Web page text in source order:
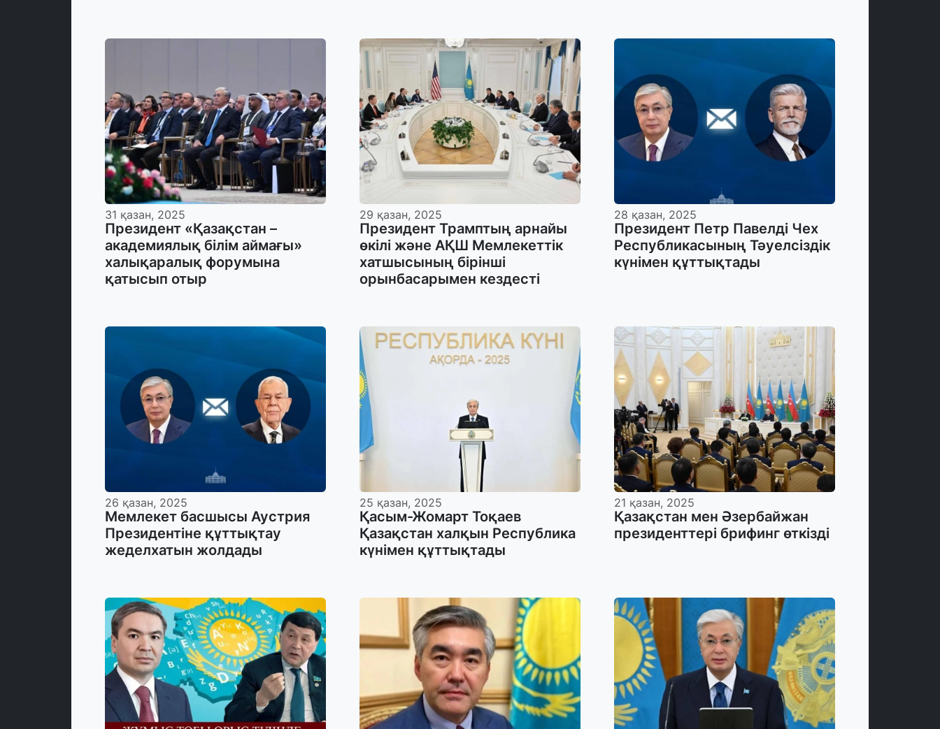
31 қазан, 2025
Президент «Қазақстан –
академиялық білім аймағы»
халықаралық форумына
қатысып отыр
29 қазан, 2025
Президент Трамптың арнайы
өкілі және АҚШ Мемлекеттік
хатшысының бірінші
орынбасарымен кездесті
28 қазан, 2025
Президент Петр Павелді Чех
Республикасының Тәуелсіздік
күнімен құттықтады
26 қазан, 2025
Мемлекет басшысы Аустрия
Президентіне құттықтау
жеделхатын жолдады
25 қазан, 2025
Қасым-Жомарт Тоқаев
Қазақстан халқын Республика
күнімен құттықтады
21 қазан, 2025
Қазақстан мен Әзербайжан
президенттері брифинг өткізді